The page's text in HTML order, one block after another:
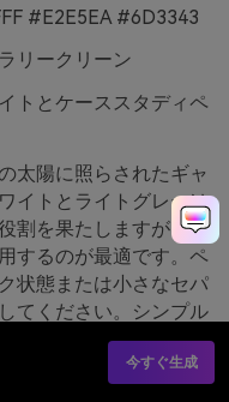
#E2E5EA #6D3343
リークリーン
トとケーススタディペ
太陽に照らされたギャ
イトとライトグレーは
割を果たしますが、ピ
するのが最適です。ペ
状態または小さなセパ
てください。シンプル
合わせると、落ち着い
ます。
今すぐ生成